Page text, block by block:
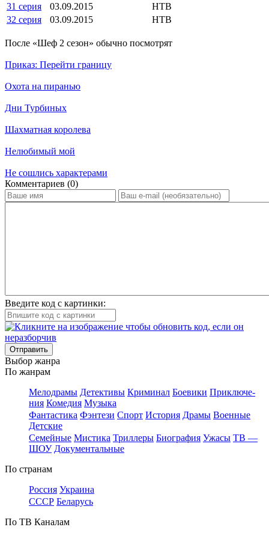
31 серия 03.09.2015
НТВ
32 серия
03.09.2015 НТВ
По­сле «Шеф 2 сезон» обыч­но по­смот­рят
Приказ: Перейти границу
Охота на пиранью
Дни Турбиных
Шахматная королева
Нелюбимый мой
Не сошлись характерами
Ком­мен­та­ри­ев (0)
Введите код с картинки:
Отправить
Вы­бор жан­ра
По жан­рам
Ме­ло­дра­мы Де­тек­ти­вы Кри­ми­нал Бое­ви­ки При­клю­че­
ния Ко­ме­дия Му­зы­ка
Фан­та­сти­ка Фэн­те­зи Спорт Ис­то­рия Дра­мы Во­ен­ные
Дет­ские
Се­мей­ные Мис­ти­ка Трил­ле­ры Био­гра­фия Ужа­сы ТВ —
ШОУ До­ку­мен­таль­ные
По стра­нам
Рос­сия Ук­раи­на
СССР Бе­ла­русь
По ТВ Ка­на­лам